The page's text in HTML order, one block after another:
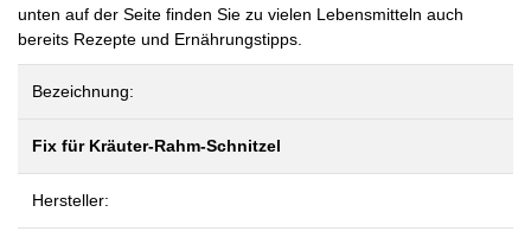
unten auf der Seite finden Sie zu vielen Lebensmitteln auch
bereits Rezepte und Ernährungstipps.
Bezeichnung:
Fix für Kräuter-Rahm-Schnitzel
Hersteller: